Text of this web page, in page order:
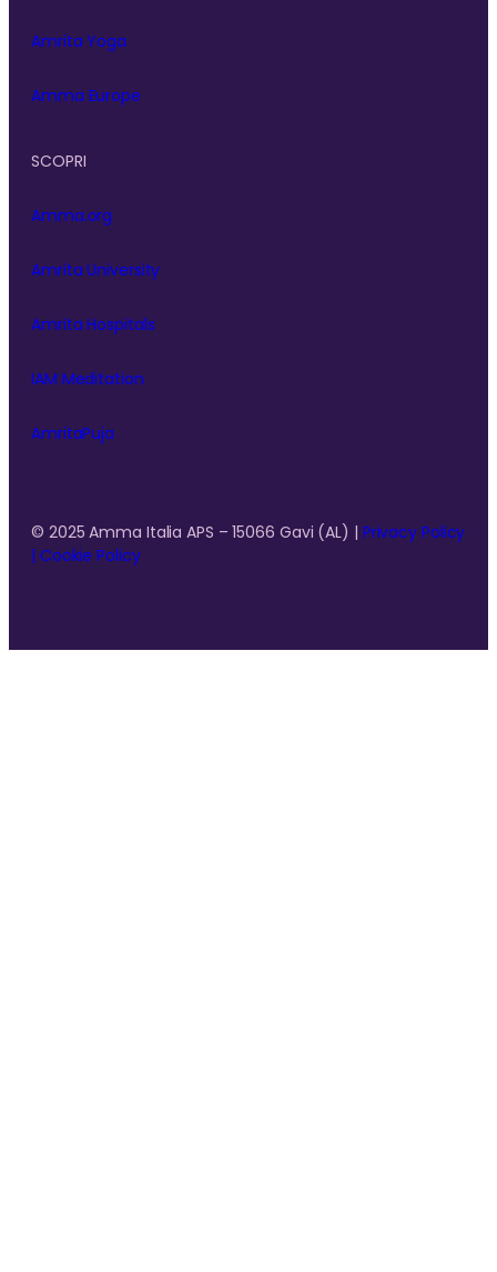
Amrita Yoga
Amma Europe
SCOPRI
Amma.org
Amrita University
Amrita Hospitals
IAM Meditation
AmritaPuja
© 2025 Amma Italia APS – 15066 Gavi (AL) | Privacy Policy
| Cookie Policy